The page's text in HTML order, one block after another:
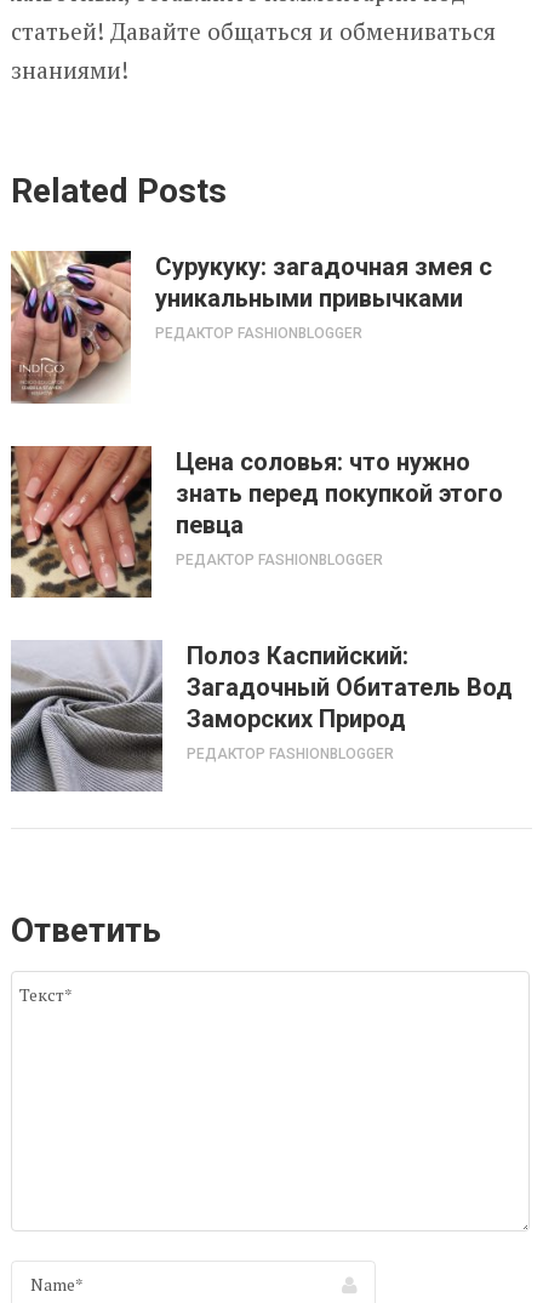
статьей! Давайте общаться и обмениваться
знаниями!
Related Posts
Сурукуку: загадочная змея с
уникальными привычками
РЕДАКТОР FASHIONBLOGGER
Цена соловья: что нужно
знать перед покупкой этого
певца
РЕДАКТОР FASHIONBLOGGER
Полоз Каспийский:
Загадочный Обитатель Вод
Заморских Природ
РЕДАКТОР FASHIONBLOGGER
Ответить